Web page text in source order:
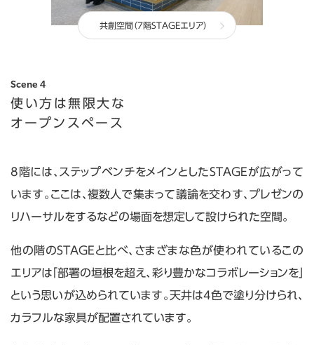
共創空間（7階STAGEエリア）
Scene 4
使い方は無限大な
オープンスペース
8階には、ステップベンチをメインとしたSTAGEが広がって
います。ここは、複数人で集まって議論を交わす、プレゼンの
リハーサルをするなどの場面を想定して設けられた空間。
他の階のSTAGEと比べ、さまざまな色が使われているこの
エリアは「部署の垣根を超え、彩り豊かなコラボレーションを」
という思いが込められています。天井は4色で塗り分けられ、
カラフルな家具が配置されています。